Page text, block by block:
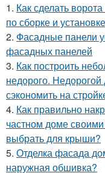
1. Как сделать
по сборке и
2. Фасадные панели
фасадных панелей
3. Как построить
недорого.
сэкономить на
4. Как правильно
частном доме
выбрать для крыши?
5. Отделка фасада
наружная обшивка?